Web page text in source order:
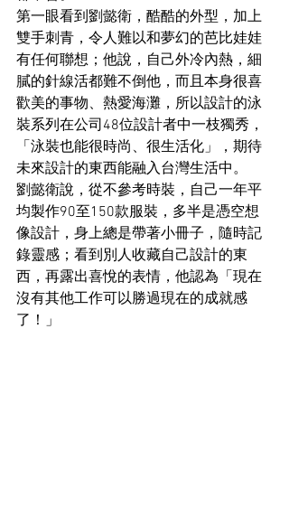
第一眼看到劉懿衛，酷酷的外型，加上
雙手刺青，令人難以和夢幻的芭比娃娃
有任何聯想；他說，自己外冷內熱，細
膩的針線活都難不倒他，而且本身很喜
歡美的事物、熱愛海灘，所以設計的泳
裝系列在公司48位設計者中一枝獨秀，
「泳裝也能很時尚、很生活化」，期待
未來設計的東西能融入台灣生活中。
劉懿衛說，從不參考時裝，自己一年平
均製作90至150款服裝，多半是憑空想
像設計，身上總是帶著小冊子，隨時記
錄靈感；看到別人收藏自己設計的東
西，再露出喜悅的表情，他認為「現在
沒有其他工作可以勝過現在的成就感
了！」